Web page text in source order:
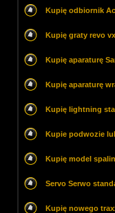
Kupię odbiornik
Kupię graty revo
Kupię aparaturę
Kupię aparaturę
Kupię lightning
Kupie podwozie
Kupię model
Servo Serwo
Kupię nowego